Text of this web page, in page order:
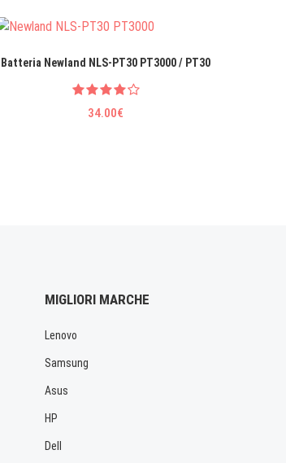
Batteria Newland NLS-PT30 PT3000 / PT30
34.00€
MIGLIORI MARCHE
Lenovo
Samsung
Asus
HP
Dell